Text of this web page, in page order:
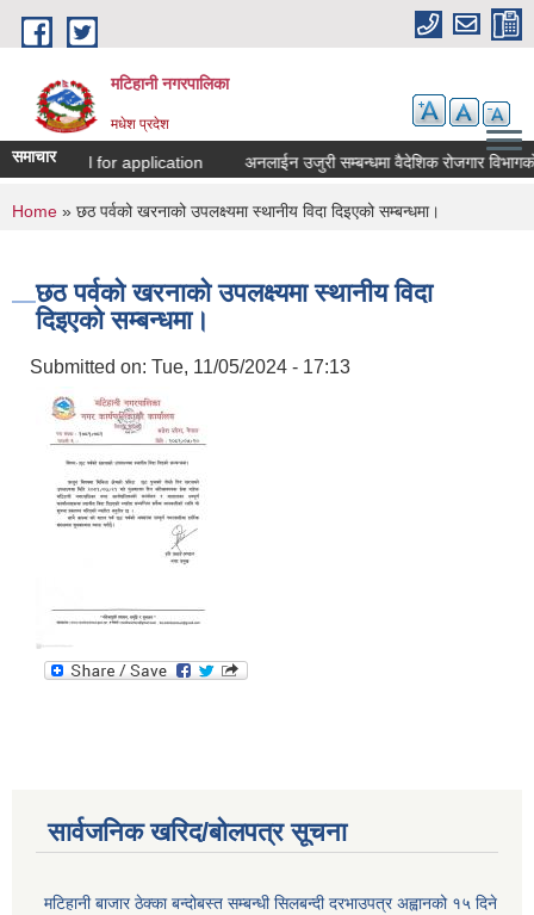
Skip to main content
मटिहानी नगरपालिका
मधेश प्रदेश
समाचारCall for application अनलाईन उजुरी सम्बन्धमा वैदेशिक रोजगार
You are here
Home » छठ पर्वको खरनाको उपलक्ष्यमा स्थानीय विदा दिइएको सम्बन्धमा।
छठ पर्वको खरनाको उपलक्ष्यमा स्थानीय विदा
दिइएको सम्बन्धमा।
Submitted on: Tue, 11/05/2024 - 17:13
सार्वजनिक खरिद/बोलपत्र सूचना
मटिहानी बाजार ठेक्का बन्दोबस्त सम्बन्धी सिलबन्दी दरभाउपत्र अह्वानको १५ दिने